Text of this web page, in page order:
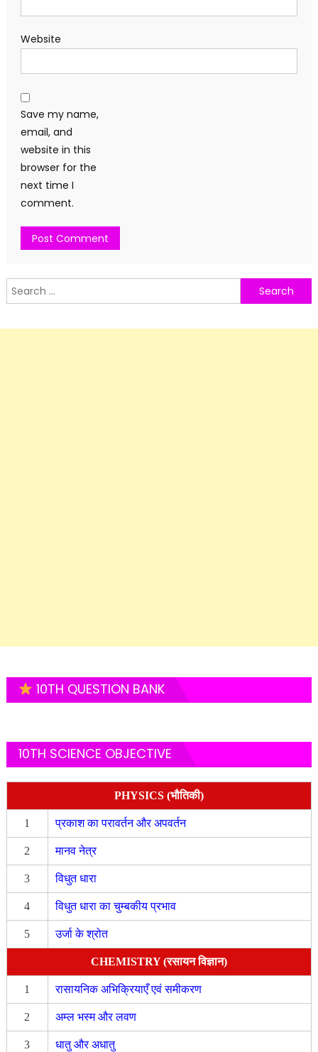
Website
Save my name,
email, and
website in this
browser for the
next time I
comment.
Search
for:
10TH QUESTION BANK
10TH SCIENCE OBJECTIVE
PHYSICS (भौतिकी)
1 प्रकाश का परावर्तन और अपवर्तन
2 मानव नेत्र
3 विधुत धारा
4 विधुत धारा का चुम्बकीय प्रभाव
5 उर्जा के श्रोत
CHEMISTRY (रसायन विज्ञान)
1 रासायनिक अभिक्रियाएँ एवं समीकरण
2 अम्ल भस्म और लवण
3 धातु और अधातु